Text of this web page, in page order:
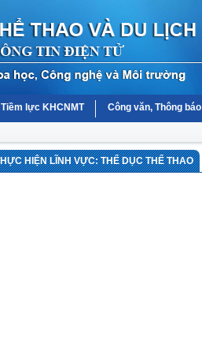
Tiềm lực KHCNMT Công văn, Thông báo
HIỆN LĨNH VỰC: THỂ DỤC THỂ THAO